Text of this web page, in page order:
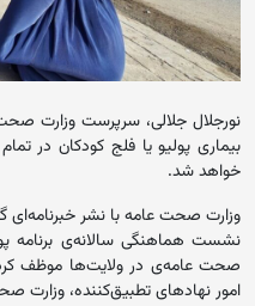
نورجلال جلالی، سرپرست وزارت
بیماری پولیو یا فلج کودکان در
خواهد شد.
وزارت صحت عامه‌ با نشر خبرنامه‌ای
نشست هماهنگی سالانه‌ی برنامه
صحت‌ عامه‌ی در ولایت‌ها موظف
امور نهادهای تطبیق‌کننده، وزارت